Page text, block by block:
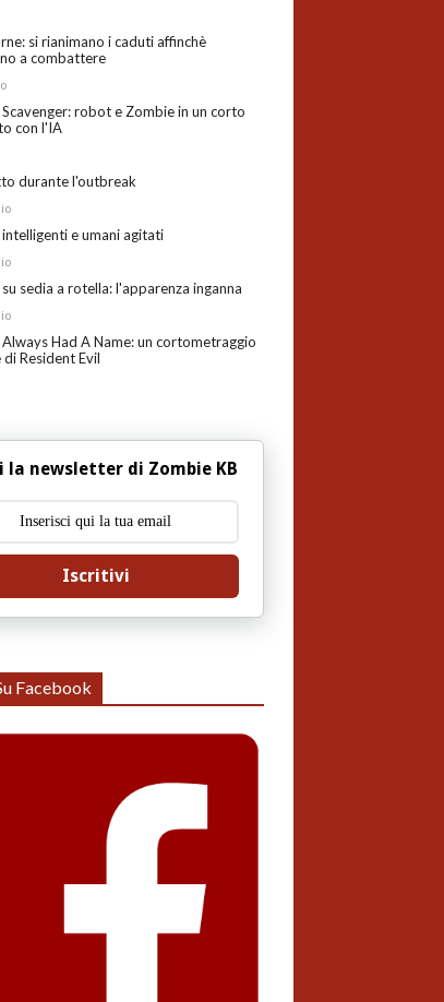
si rianimano i caduti affinchè
a combattere
robot e Zombie in un corto
con l'IA
durante l'outbreak
e umani agitati
sedia a rotella: l'apparenza inganna
Always Had A Name: un cortometraggio
di Resident Evil
la newsletter di Zombie KB
Iscritivi
Facebook